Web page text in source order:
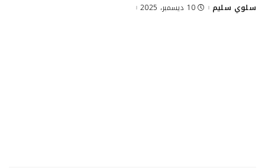
Posted
سلوي سليم 10 ديسمبر، 2025